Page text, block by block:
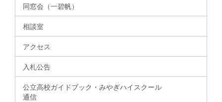
同窓会（一碧帆）
相談室
アクセス
入札公告
公立高校ガイドブック・みやぎハイスクール
通信